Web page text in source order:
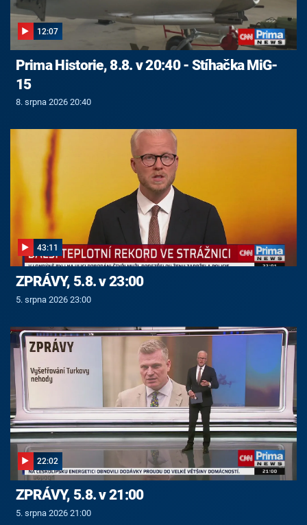
12:07
Prima Historie, 8.8. v 20:40 - Stíhačka MiG-
15
8. srpna 2026 20:40
43:11
ZPRÁVY, 5.8. v 23:00
5. srpna 2026 23:00
22:02
ZPRÁVY, 5.8. v 21:00
5. srpna 2026 21:00